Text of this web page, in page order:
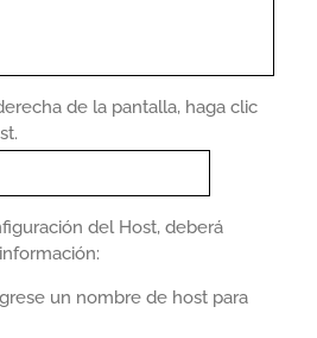
de la pantalla, haga clic
del Host, deberá
un nombre de host para